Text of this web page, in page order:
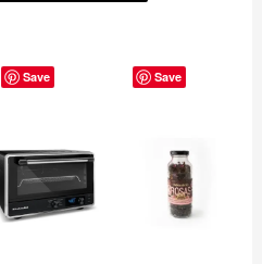
Save Save